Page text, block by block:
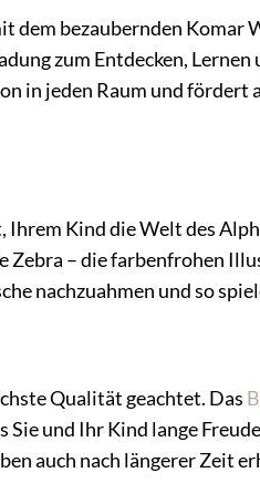
dem bezaubernden Komar
zum Entdecken,
in jeden Raum und fördert
Kind die Welt des
Zebra – die farbenfrohen
nachzuahmen und so
Qualität geachtet. Das
und Ihr Kind lange
auch nach längerer Zeit